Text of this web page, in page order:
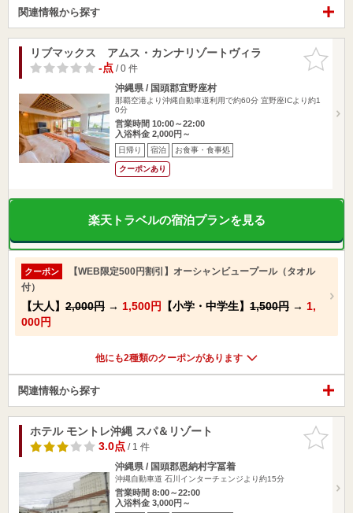
関連情報から探す
お気に入
りに追加
リブマックス アムス・カンナリゾートヴィラ
-点/ 0 件
沖縄県 / 国頭郡宜野座村
那覇空港より沖縄自動車道利用で約60分 宜野座ICより約1
0分
営業時間 10:00～22:00
入浴料金 2,000円～
日帰り 宿泊 お食事・食事処
クーポンあり
楽天トラベルの宿泊プランを見る
クーポン
【WEB限定500円割引】オーシャンビュープール（タオル
付）
【大人】 2,000円 → 1,500円 【小学・中学生】 1,500円 → 1,
000円
他にも2種類のクーポンがあります
関連情報から探す
お気に入
りに追加
ホテル モントレ沖縄 スパ＆リゾート
3.0点/ 1 件
沖縄県 / 国頭郡恩納村字冨着
沖縄自動車道 石川インターチェンジより約15分
営業時間 8:00～22:00
入浴料金 3,000円～